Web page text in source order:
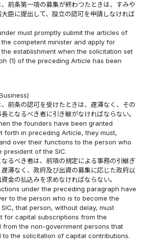
前条第一項の募集が終わつたときは、すみや
臣に提出して、設立の認可を申請しなければ
must promptly submit the articles of
competent minister and apply for
establishment when the solicitation set
(1) of the preceding Article has been
前条の認可を受けたときは、遅滞なく、その
となるべき者に引き継がなければならない。
the founders have been granted
forth in preceding Article, they must,
over their functions to the person who
president of the SIC.
るべき者は、前項の規定による事務の引継ぎ
滞なく、政府及び出資の募集に応じた政府以
金の払込みを求めなければならない。
under the preceding paragraph have
to the person who is to become the
that person, without delay, must
for capital subscriptions from the
from the non-government persons that
to the solicitation of capital contributions.